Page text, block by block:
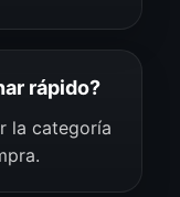
rápido?
la categoría